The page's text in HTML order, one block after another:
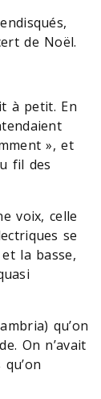
de Noël.
à petit. En
», et
fil des
voix, celle
se
la basse,
qu’on
On n’avait